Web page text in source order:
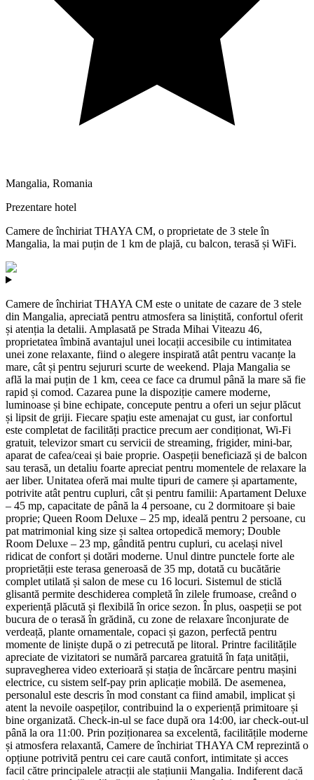
Mangalia, Romania
Prezentare hotel
Camere de închiriat THAYA CM, o proprietate de 3 stele în
Mangalia, la mai puțin de 1 km de plajă, cu balcon, terasă și WiFi.
Camere de închiriat THAYA CM este o unitate de cazare de 3 stele
din Mangalia, apreciată pentru atmosfera sa liniștită, confortul oferit
și atenția la detalii. Amplasată pe Strada Mihai Viteazu 46,
proprietatea îmbină avantajul unei locații accesibile cu intimitatea
unei zone relaxante, fiind o alegere inspirată atât pentru vacanțe la
mare, cât și pentru sejururi scurte de weekend. Plaja Mangalia se
află la mai puțin de 1 km, ceea ce face ca drumul până la mare să fie
rapid și comod. Cazarea pune la dispoziție camere moderne,
luminoase și bine echipate, concepute pentru a oferi un sejur plăcut
și lipsit de griji. Fiecare spațiu este amenajat cu gust, iar confortul
este completat de facilități practice precum aer condiționat, Wi‑Fi
gratuit, televizor smart cu servicii de streaming, frigider, mini-bar,
aparat de cafea/ceai și baie proprie. Oaspeții beneficiază și de balcon
sau terasă, un detaliu foarte apreciat pentru momentele de relaxare la
aer liber. Unitatea oferă mai multe tipuri de camere și apartamente,
potrivite atât pentru cupluri, cât și pentru familii: Apartament Deluxe
– 45 mp, capacitate de până la 4 persoane, cu 2 dormitoare și baie
proprie; Queen Room Deluxe – 25 mp, ideală pentru 2 persoane, cu
pat matrimonial king size și saltea ortopedică memory; Double
Room Deluxe – 23 mp, gândită pentru cupluri, cu același nivel
ridicat de confort și dotări moderne. Unul dintre punctele forte ale
proprietății este terasa generoasă de 35 mp, dotată cu bucătărie
complet utilată și salon de mese cu 16 locuri. Sistemul de sticlă
glisantă permite deschiderea completă în zilele frumoase, creând o
experiență plăcută și flexibilă în orice sezon. În plus, oaspeții se pot
bucura de o terasă în grădină, cu zone de relaxare înconjurate de
verdeață, plante ornamentale, copaci și gazon, perfectă pentru
momente de liniște după o zi petrecută pe litoral. Printre facilitățile
apreciate de vizitatori se numără parcarea gratuită în fața unității,
supravegherea video exterioară și stația de încărcare pentru mașini
electrice, cu sistem self-pay prin aplicație mobilă. De asemenea,
personalul este descris în mod constant ca fiind amabil, implicat și
atent la nevoile oaspeților, contribuind la o experiență primitoare și
bine organizată. Check-in-ul se face după ora 14:00, iar check-out-ul
până la ora 11:00. Prin poziționarea sa excelentă, facilitățile moderne
și atmosfera relaxantă, Camere de închiriat THAYA CM reprezintă o
opțiune potrivită pentru cei care caută confort, intimitate și acces
facil către principalele atracții ale stațiunii Mangalia. Indiferent dacă